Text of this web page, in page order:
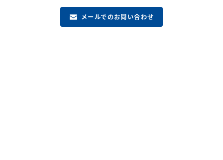
メールでのお問い合わせ